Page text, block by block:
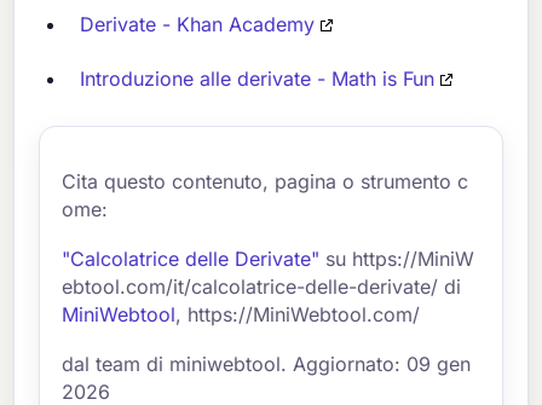
Derivate - Khan Academy
Introduzione alle derivate - Math is Fun
Cita questo contenuto, pagina o strumento c
ome:
"Calcolatrice delle Derivate" su https://MiniW
ebtool.com/it/calcolatrice-delle-derivate/ di
MiniWebtool, https://MiniWebtool.com/
dal team di miniwebtool. Aggiornato: 09 gen
2026